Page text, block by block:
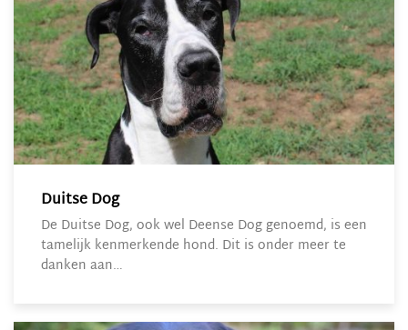
Duitse Dog
De Duitse Dog, ook wel Deense Dog genoemd, is een
tamelijk kenmerkende hond. Dit is onder meer te
danken aan…